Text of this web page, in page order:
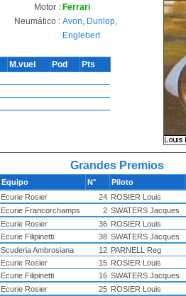
Motor : Ferrari
Neumático : Avon, Dunlop,
Englebert
M.vuel Pod
Pts
Grandes Premios
Equipo N° Piloto
Ecurie Rosier 24 ROSIER Louis
Ecurie Francorchamps 2 SWATERS Jacques
Ecurie Rosier 36 ROSIER Louis
Ecurie Filipinetti
38 SWATERS Jacques
Scuderia Ambrosiana 12 PARNELL Reg
Ecurie Rosier
15 ROSIER Louis
Ecurie Filipinetti
16 SWATERS Jacques
Ecurie Rosier 25 ROSIER Louis